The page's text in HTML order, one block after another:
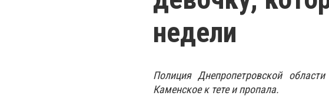
недели
Полиция Днепропетровской
Каменское к тете и пропала.